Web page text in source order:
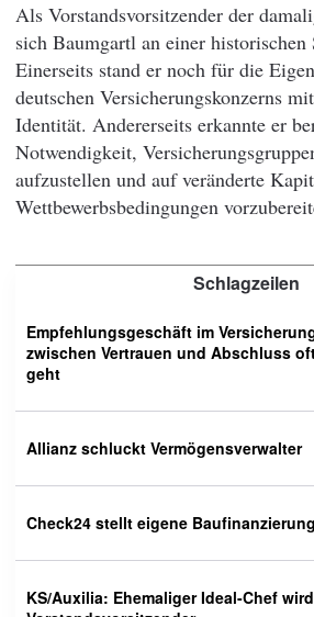
Als Vorstandsvorsitzender der
sich Baumgartl an einer historischen
Einerseits stand er noch für die
deutschen Versicherungskonzerns
Identität. Andererseits erkannte er
Notwendigkeit,
aufzustellen und auf veränderte
Wettbewerbsbedingungen
Schlagzeilen
Empfehlungsgeschäft im
zwischen Vertrauen und Abschluss
geht
Allianz schluckt Vermögensverwalter
Check24 stellt eigene
KS/Auxilia: Ehemaliger Ideal-Chef wird